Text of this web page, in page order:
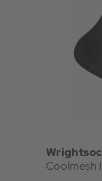
Coolmesh